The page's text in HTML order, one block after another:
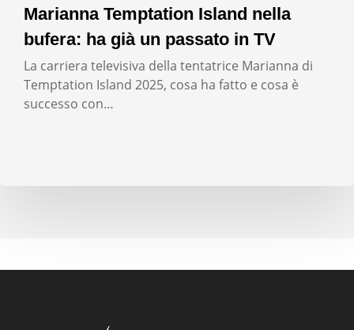
Marianna Temptation Island nella
bufera: ha già un passato in TV
La carriera televisiva della tentatrice Marianna di
Temptation Island 2025, cosa ha fatto e cosa è
successo con…